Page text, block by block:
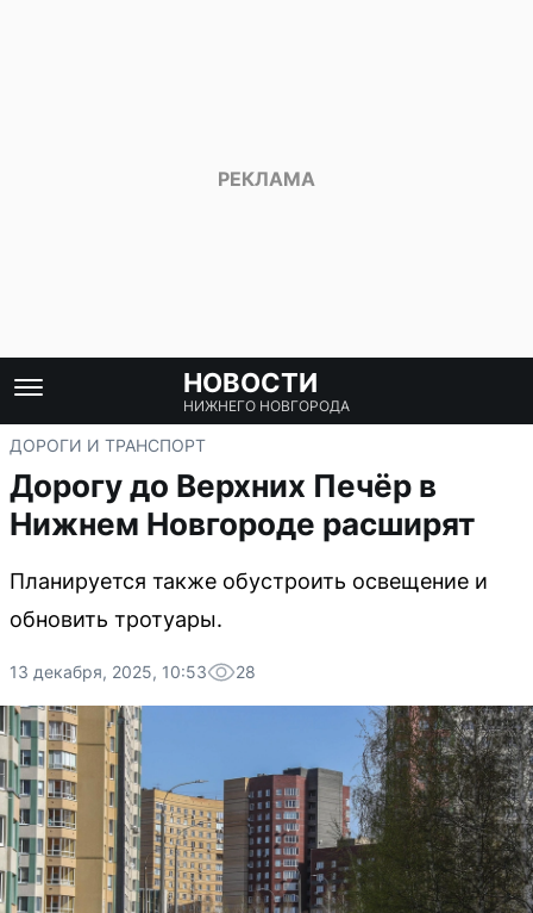
НОВОСТИ
НИЖНЕГО НОВГОРОДА
ДОРОГИ И ТРАНСПОРТ
Дорогу до Верхних Печёр в
Нижнем Новгороде расширят
Планируется также обустроить освещение и
обновить тротуары.
13 декабря, 2025, 10:53 28